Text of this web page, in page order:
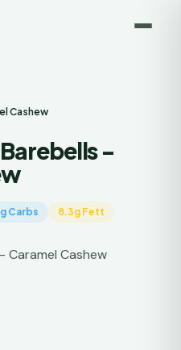
Cashew
-
Carbs 8.3g Fett